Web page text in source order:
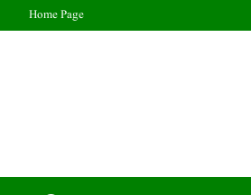
Home Page